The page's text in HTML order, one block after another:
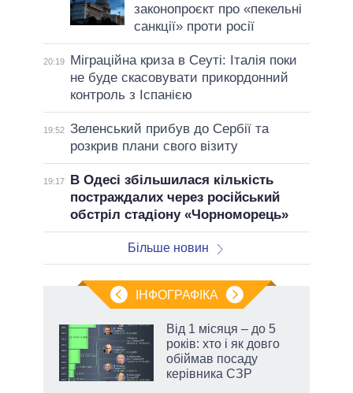
законопроєкт про «пекельні
санкції» проти росії
20:19
Міграційна криза в Сеуті: Італія поки
не буде скасовувати прикордонний
контроль з Іспанією
19:52 Зеленський прибув до Сербії та
розкрив плани свого візиту
19:17
В Одесі збільшилася кількість
постраждалих через російський
обстріл стадіону «Чорноморець»
Більше новин
ІНФОГРАФІКА
Від 1 місяця – до 5
років: хто і як довго
обіймав посаду
керівника СЗР